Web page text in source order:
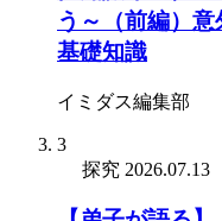
う～（前編）
基礎知識
イミダス編集部
3
探究 2026.07.13